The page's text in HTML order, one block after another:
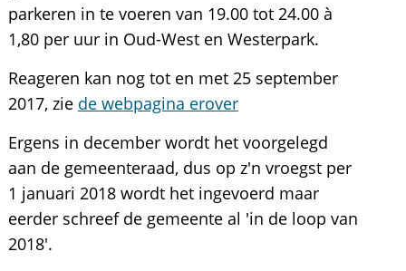
parkeren in te voeren van 19.00 tot 24.00 à
1,80 per uur in Oud-West en Westerpark.
Reageren kan nog tot en met 25 september
2017, zie de webpagina erover
Ergens in december wordt het voorgelegd
aan de gemeenteraad, dus op z'n vroegst per
1 januari 2018 wordt het ingevoerd maar
eerder schreef de gemeente al 'in de loop van
2018'.